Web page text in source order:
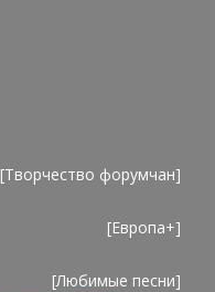
[Творчество форумчан]
[Европа+]
[Любимые песни]